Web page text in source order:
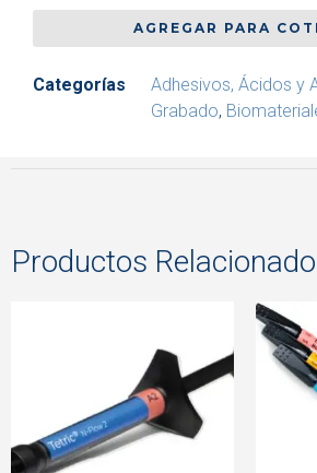
AGREGAR PARA
Categorías
Adhesivos, Ácidos y
Grabado,
Productos